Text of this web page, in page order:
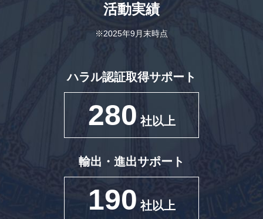
活動実績
※2025年9月末時点
ハラル認証取得サポート
280 社以上
輸出・進出サポート
190 社以上